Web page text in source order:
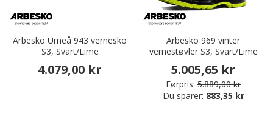
Arbesko Umeå 943 vernesko
S3, Svart/Lime
4.079,00 kr
Arbesko 969 vinter
vernestøvler S3, Svart/Lime
5.005,65 kr
Førpris: 5.889,00 kr
Du sparer: 883,35 kr